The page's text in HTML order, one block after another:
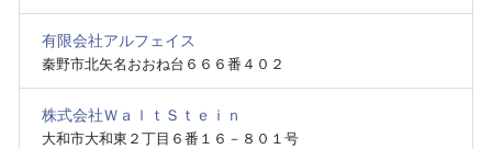
有限会社アルフェイス
秦野市北矢名おおね台６６６番４０２
株式会社ＷａｌｔＳｔｅｉｎ
大和市大和東２丁目６番１６－８０１号